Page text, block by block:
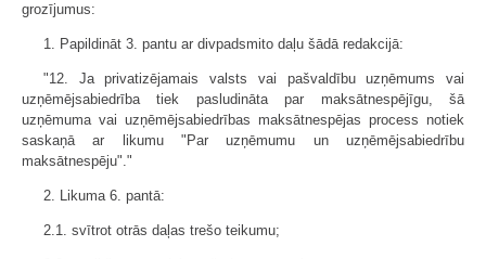
grozījumus:
1. Papildināt 3. pantu ar divpadsmito daļu šādā redakcijā:
"12. Ja privatizējamais valsts vai pašvaldību uzņēmums vai
uzņēmējsabiedrība tiek pasludināta par maksātnespējīgu, šā
uzņēmuma vai uzņēmējsabiedrības maksātnespējas process notiek
saskaņā ar likumu "Par uzņēmumu un uzņēmējsabiedrību
maksātnespēju"."
2. Likuma 6. pantā:
2.1. svītrot otrās daļas trešo teikumu;